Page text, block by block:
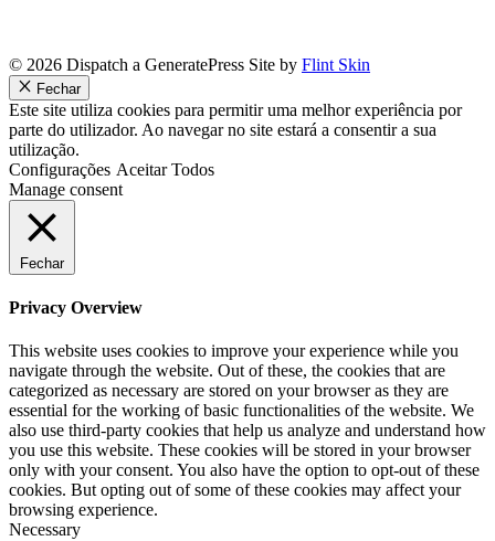
© 2026 Dispatch a GeneratePress Site by Flint Skin
Fechar
Este site utiliza cookies para permitir uma melhor experiência por
parte do utilizador. Ao navegar no site estará a consentir a sua
utilização.
Configurações Aceitar Todos
Manage consent
Fechar
Privacy Overview
This website uses cookies to improve your experience while you
navigate through the website. Out of these, the cookies that are
categorized as necessary are stored on your browser as they are
essential for the working of basic functionalities of the website. We
also use third-party cookies that help us analyze and understand how
you use this website. These cookies will be stored in your browser
only with your consent. You also have the option to opt-out of these
cookies. But opting out of some of these cookies may affect your
browsing experience.
Necessary